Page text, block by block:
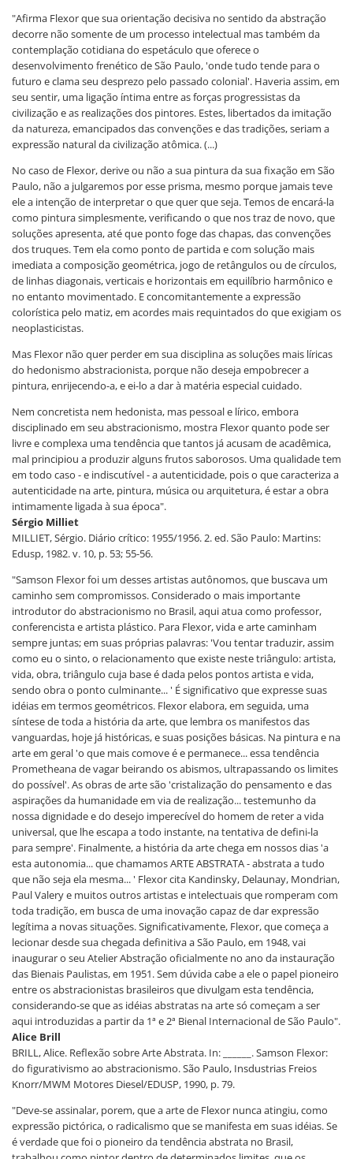
"Afirma Flexor que sua orientação decisiva no sentido da abstração
decorre não somente de um processo intelectual mas também da
contemplação cotidiana do espetáculo que oferece o
desenvolvimento frenético de São Paulo, 'onde tudo tende para o
futuro e clama seu desprezo pelo passado colonial'. Haveria assim, em
seu sentir, uma ligação íntima entre as forças progressistas da
civilização e as realizações dos pintores. Estes, libertados da imitação
da natureza, emancipados das convenções e das tradições, seriam a
expressão natural da civilização atômica. (...)
No caso de Flexor, derive ou não a sua pintura da sua fixação em São
Paulo, não a julgaremos por esse prisma, mesmo porque jamais teve
ele a intenção de interpretar o que quer que seja. Temos de encará-la
como pintura simplesmente, verificando o que nos traz de novo, que
soluções apresenta, até que ponto foge das chapas, das convenções
dos truques. Tem ela como ponto de partida e com solução mais
imediata a composição geométrica, jogo de retângulos ou de círculos,
de linhas diagonais, verticais e horizontais em equilíbrio harmônico e
no entanto movimentado. E concomitantemente a expressão
colorística pelo matiz, em acordes mais requintados do que exigiam os
neoplasticistas.
Mas Flexor não quer perder em sua disciplina as soluções mais líricas
do hedonismo abstracionista, porque não deseja empobrecer a
pintura, enrijecendo-a, e ei-lo a dar à matéria especial cuidado.
Nem concretista nem hedonista, mas pessoal e lírico, embora
disciplinado em seu abstracionismo, mostra Flexor quanto pode ser
livre e complexa uma tendência que tantos já acusam de acadêmica,
mal principiou a produzir alguns frutos saborosos. Uma qualidade tem
em todo caso - e indiscutível - a autenticidade, pois o que caracteriza a
autenticidade na arte, pintura, música ou arquitetura, é estar a obra
intimamente ligada à sua época".
Sérgio Milliet
MILLIET, Sérgio. Diário crítico: 1955/1956. 2. ed. São Paulo: Martins:
Edusp, 1982. v. 10, p. 53; 55-56.
"Samson Flexor foi um desses artistas autônomos, que buscava um
caminho sem compromissos. Considerado o mais importante
introdutor do abstracionismo no Brasil, aqui atua como professor,
conferencista e artista plástico. Para Flexor, vida e arte caminham
sempre juntas; em suas próprias palavras: 'Vou tentar traduzir, assim
como eu o sinto, o relacionamento que existe neste triângulo: artista,
vida, obra, triângulo cuja base é dada pelos pontos artista e vida,
sendo obra o ponto culminante... ' É significativo que expresse suas
idéias em termos geométricos. Flexor elabora, em seguida, uma
síntese de toda a história da arte, que lembra os manifestos das
vanguardas, hoje já históricas, e suas posições básicas. Na pintura e na
arte em geral 'o que mais comove é e permanece... essa tendência
Prometheana de vagar beirando os abismos, ultrapassando os limites
do possível'. As obras de arte são 'cristalização do pensamento e das
aspirações da humanidade em via de realização... testemunho da
nossa dignidade e do desejo imperecível do homem de reter a vida
universal, que lhe escapa a todo instante, na tentativa de defini-la
para sempre'. Finalmente, a história da arte chega em nossos dias 'a
esta autonomia... que chamamos ARTE ABSTRATA - abstrata a tudo
que não seja ela mesma... ' Flexor cita Kandinsky, Delaunay, Mondrian,
Paul Valery e muitos outros artistas e intelectuais que romperam com
toda tradição, em busca de uma inovação capaz de dar expressão
legítima a novas situações. Significativamente, Flexor, que começa a
lecionar desde sua chegada definitiva a São Paulo, em 1948, vai
inaugurar o seu Atelier Abstração oficialmente no ano da instauração
das Bienais Paulistas, em 1951. Sem dúvida cabe a ele o papel pioneiro
entre os abstracionistas brasileiros que divulgam esta tendência,
considerando-se que as idéias abstratas na arte só começam a ser
aqui introduzidas a partir da 1ª e 2ª Bienal Internacional de São Paulo".
Alice Brill
BRILL, Alice. Reflexão sobre Arte Abstrata. In: ______. Samson Flexor:
do figurativismo ao abstracionismo. São Paulo, Insdustrias Freios
Knorr/MWM Motores Diesel/EDUSP, 1990, p. 79.
"Deve-se assinalar, porem, que a arte de Flexor nunca atingiu, como
expressão pictórica, o radicalismo que se manifesta em suas idéias. Se
é verdade que foi o pioneiro da tendência abstrata no Brasil,